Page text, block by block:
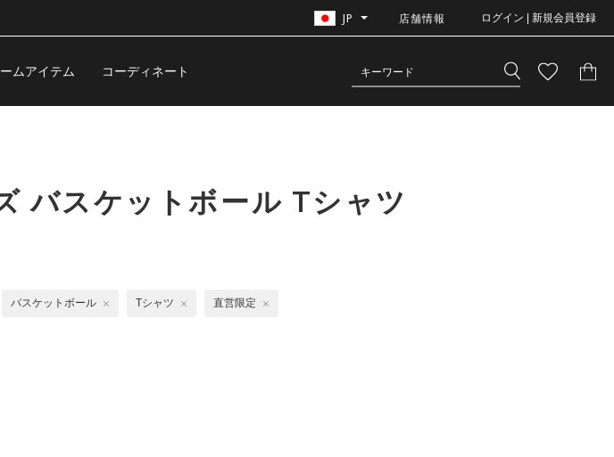
JP 店舗情報 ログイン | 新規会員登録
ムアイテム コーディネート
バスケットボール Tシャツ
バスケットボール Tシャツ 直営限定